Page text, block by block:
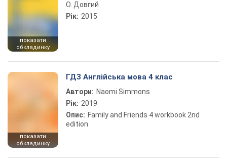
показати
обкладинку
О. Довгий
Рік: 2015
показати
обкладинку
ГДЗ Англійська мова 4 клас
Автори: Naomi Simmons
Рік: 2019
Опис: Family and Friends 4 workbook 2nd
edition